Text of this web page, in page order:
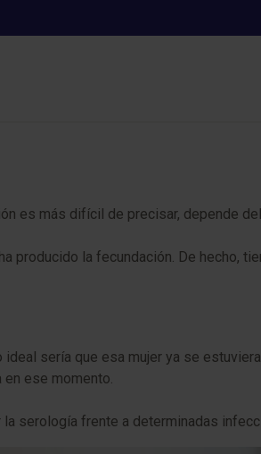
es más difícil de precisar, depende
producido la fecundación. De hecho,
sería que esa mujer ya se
ese momento.
serología frente a determinadas